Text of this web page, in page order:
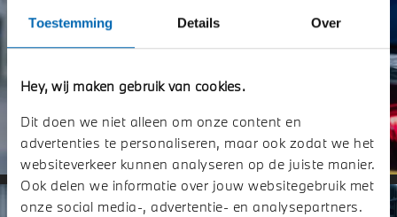
Toestemming Details Over
Hey, wij maken gebruik van cookies.
Dit doen we niet alleen om onze content en
advertenties te personaliseren, maar ook zodat we het
websiteverkeer kunnen analyseren op de juiste manier.
Ook delen we informatie over jouw websitegebruik met
onze social media-, advertentie- en analysepartners.